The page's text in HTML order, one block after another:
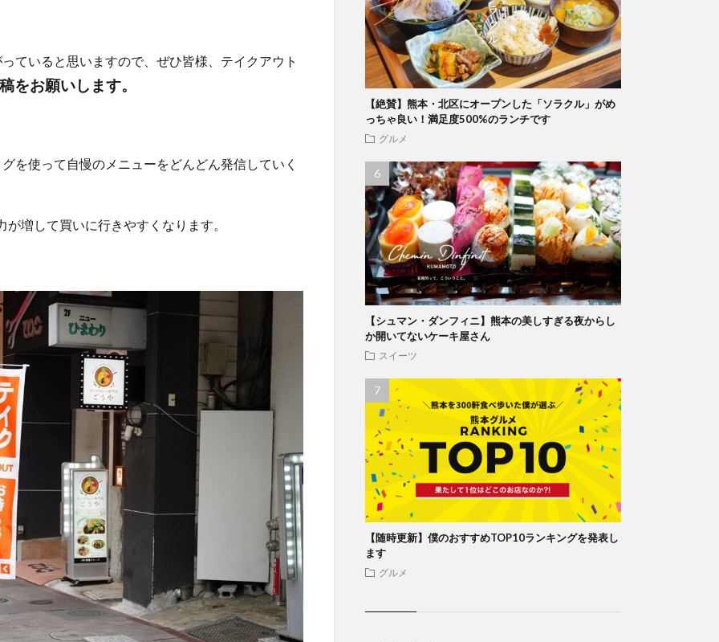
ていると思いますので、ぜひ皆様、テイクアウト
をお願いします。
を使って自慢のメニューをどんどん発信していく
増して買いに行きやすくなります。
【絶賛】熊本・北区にオープンした「ソラクル」がめ
っちゃ良い！満足度500%のランチです
グルメ
【シュマン・ダンフィニ】熊本の美しすぎる夜からし
か開いてないケーキ屋さん
スイーツ
【随時更新】僕のおすすめTOP10ランキングを発表し
ます
グルメ